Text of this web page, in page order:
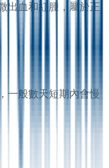
出血和紅腫，屬於正
一般數天短期內會慢